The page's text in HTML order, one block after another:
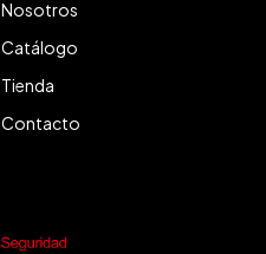
Nosotros
Catálogo
Tienda
Contacto